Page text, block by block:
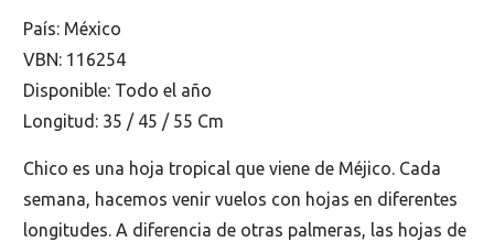
País: México
VBN: 116254
Disponible: Todo el año
Longitud: 35 / 45 / 55 Cm
Chico es una hoja tropical que viene de Méjico. Cada
semana, hacemos venir vuelos con hojas en diferentes
longitudes. A diferencia de otras palmeras, las hojas de